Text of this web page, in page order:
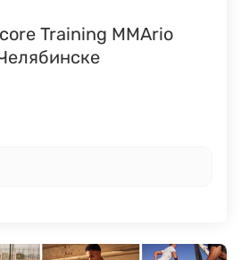
Training MMArio